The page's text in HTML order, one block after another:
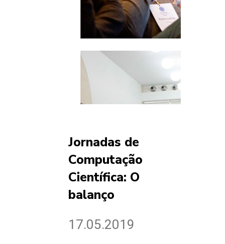
Jornadas de
Computação
Científica: O
balanço
17.05.2019